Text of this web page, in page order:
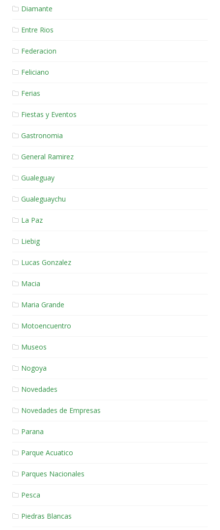
Diamante
Entre Rios
Federacion
Feliciano
Ferias
Fiestas y Eventos
Gastronomia
General Ramirez
Gualeguay
Gualeguaychu
La Paz
Liebig
Lucas Gonzalez
Macia
Maria Grande
Motoencuentro
Museos
Nogoya
Novedades
Novedades de Empresas
Parana
Parque Acuatico
Parques Nacionales
Pesca
Piedras Blancas